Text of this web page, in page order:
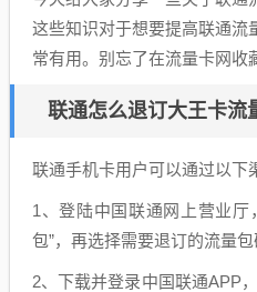
这些知识对于想要提高联通流
常有用。别忘了在流量卡网收
联通怎么退订大王卡流
联通手机卡用户可以通过以下
1、登陆中国联通网上营业
包”，再选择需要退订的流量包
2、下载并登录中国联通APP